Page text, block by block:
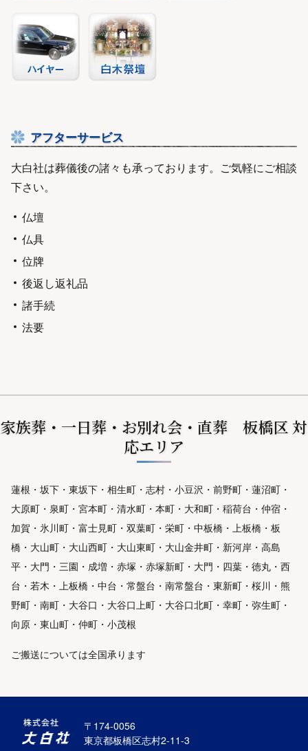
アフターサービス
大白社は葬儀後の諸々も承っております。ご気軽にご相談
下さい。
仏壇
仏具
位牌
後返し返礼品
諸手続
法要
家族葬・一日葬・お別れ会・直葬 板橋区 対
応エリア
蓮根・坂下・東坂下・相生町・志村・小豆沢・前野町・蓮沼町・
大原町・泉町・宮本町・清水町・本町・大和町・稲荷台・仲宿・
加賀・氷川町・富士見町・双葉町・栄町・中板橋・上板橋・板
橋・大山町・大山西町・大山東町・大山金井町・新河岸・高島
平・大門・三園・成増・赤塚・赤塚新町・大門・四葉・徳丸・西
台・若木・上板橋・中台・常盤台・南常盤台・東新町・桜川・熊
野町・南町・大谷口・大谷口上町・大谷口北町・幸町・弥生町・
向原・東山町・仲町・小茂根
ご搬送については全国承ります
〒174-0056
東京都板橋区志村2-11-3